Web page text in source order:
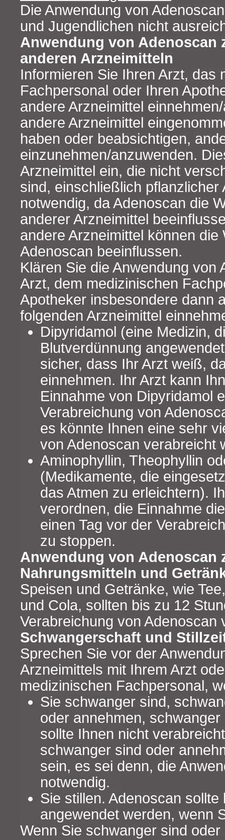
Die Anwendung von
und Jugendlichen nicht
Anwendung von Adenoscan
anderen Arzneimitteln
Informieren Sie Ihren Arzt, das
Fachpersonal oder Ihren
andere Arzneimittel
andere Arzneimittel
haben oder beabsichtigen,
einzunehmen/anzuwenden.
Arzneimittel ein, die nicht
sind, einschließlich pflanzlicher
notwendig, da Adenoscan die
anderer Arzneimittel
andere Arzneimittel können die
Adenoscan beeinflussen.
Klären Sie die Anwendung von
Arzt, dem medizinischen
Apotheker insbesondere dann
folgenden Arzneimittel
Dipyridamol (eine Medizin,
Blutverdünnung
sicher, dass Ihr Arzt weiß,
einnehmen. Ihr Arzt kann
Einnahme von Dipyridamol
Verabreichung von
es könnte Ihnen eine sehr
von Adenoscan verabreicht
Aminophyllin, Theophyllin
(Medikamente, die
das Atmen zu erleichtern).
verordnen, die Einnahme
einen Tag vor der
zu stoppen.
Anwendung von Adenoscan
Nahrungsmitteln und
Speisen und Getränke, wie
und Cola, sollten bis zu 12
Verabreichung von Adenoscan
Schwangerschaft und
Sprechen Sie vor der
Arzneimittels mit Ihrem Arzt
medizinischen Fachpersonal,
Sie schwanger sind,
oder annehmen,
sollte Ihnen nicht
schwanger sind oder
sein, es sei denn, die
notwendig.
Sie stillen. Adenoscan sollte
angewendet werden, wenn
Wenn Sie schwanger sind